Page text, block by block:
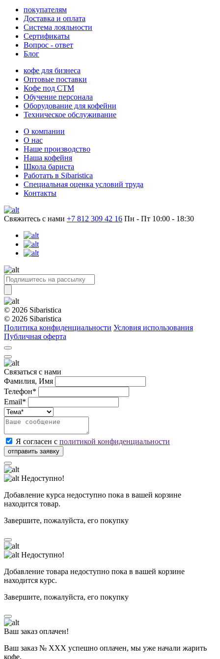
покупателям
Доставка и оплата
Система лояльности
Сертификаты
Вопрос - ответ
Блог
кофе для бизнеса
Оптовые поставки
Кофе под СТМ
Обучение персонала
Оборудование для кофейни
Техническое обслуживание
О компании
О нас
Наше производство
Наша кофейня
Школа бариста
Работать в Sibaristica
Специальная оценка условий труда
Контакты
Свяжитесь с нами +7 812 309 42 16 Пн - Пт 10:00 - 18:30
© 2026 Sibaristica
© 2026 Sibaristica
Политика конфиденциальности Условия использования
Публичная оферта
Связаться с нами
Фамилия, Имя
Телефон*
Email*
Я согласен с политикой конфиденциальности
Недоступно!
Добавление курса недоступно пока в вашей корзине
находится товар.
Завершите, пожалуйста, его покупку
Недоступно!
Добавление товара недоступно пока в вашей корзине
находится курс.
Завершите, пожалуйста, его покупку
Ваш заказ оплачен!
Ваш заказ № ХХХ успешно оплачен, мы уже начали жарить
кофе.